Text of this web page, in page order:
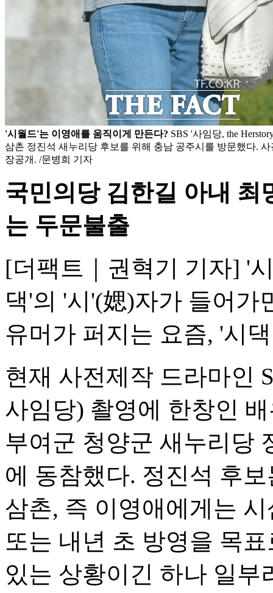
'시월드'는 이영애를 움직이게 만든다? SBS '사임당, the
삼촌 정진석 새누리당 후보를 위해 충남 공주시를 방문했다.
장공개. /문병희 기자
국민의당 김한길 아내
는 두문불출
[더팩트｜권혁기 기자] '
댁'의 '시'(媤)자가 들어가
유머가 퍼지는 요즘, '시
현재 사전제작 드라마인
사임당) 촬영에 한창인
부여군 청양군 새누리당
에 동참했다. 정진석 후
삼촌, 즉 이영애에게는
또는 내년 초 방영을 목
있는 상황이긴 하나 일부